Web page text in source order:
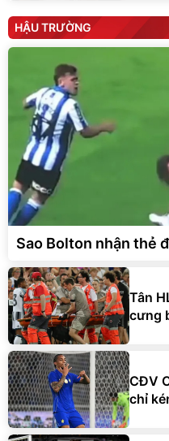
HẬU TRƯỜNG
Sao Bolton nhận thẻ
Tân
cưng
CĐV
chỉ